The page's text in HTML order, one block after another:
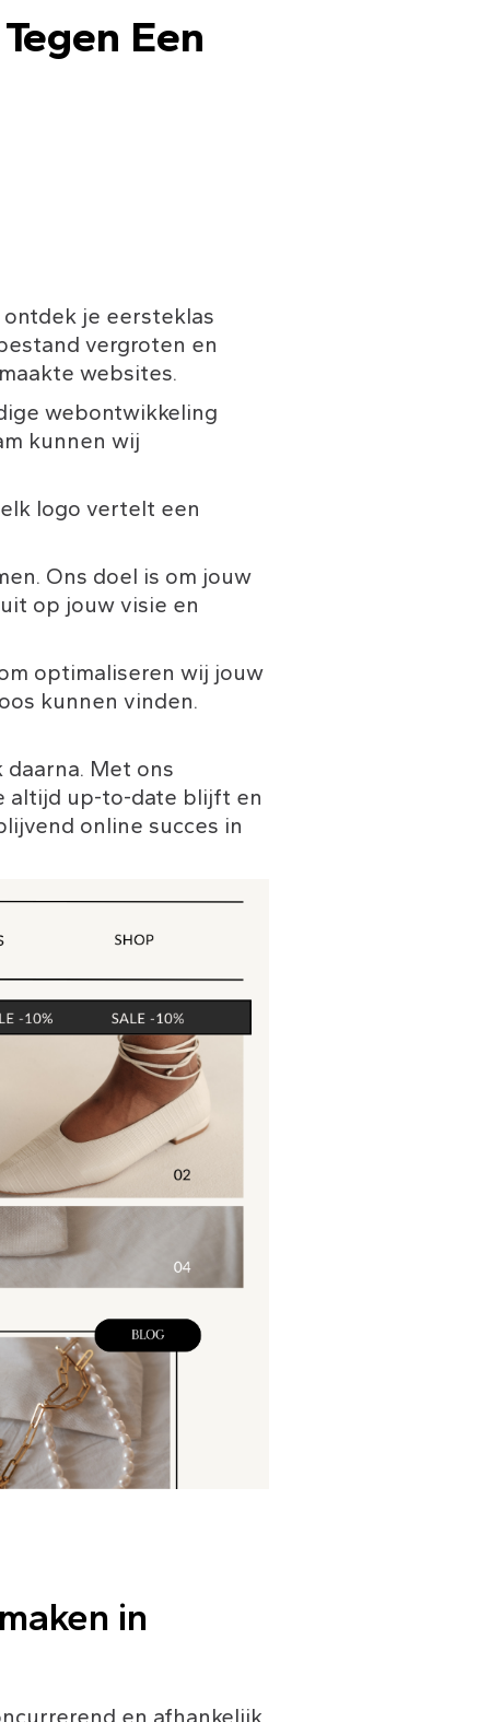
Een
je eersteklas
vergroten en
websites.
webontwikkeling
kunnen wij
logo vertelt een
Ons doel is om jouw
op jouw visie en
optimaliseren wij jouw
kunnen vinden.
Met ons
altijd up-to-date blijft en
online succes in
in
en afhankelijk